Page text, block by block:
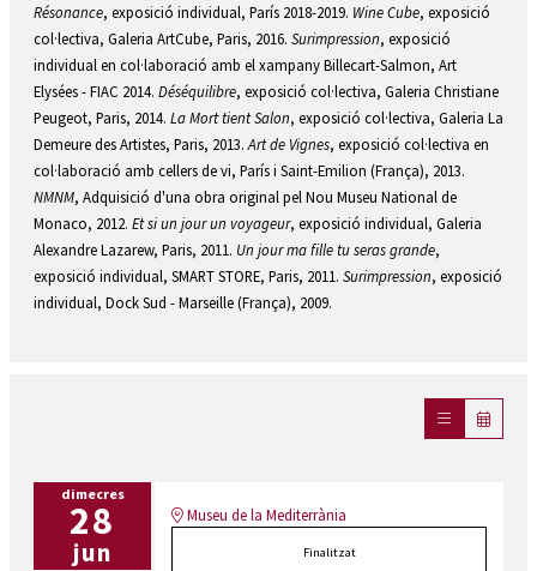
Résonance, exposició individual, París 2018-2019. Wine Cube, exposició
col·lectiva, Galeria ArtCube, Paris, 2016. Surimpression, exposició
individual en col·laboració amb el xampany Billecart-Salmon, Art
Elysées - FIAC 2014. Déséquilibre, exposició col·lectiva, Galeria Christiane
Peugeot, Paris, 2014. La Mort tient Salon, exposició col·lectiva, Galeria La
Demeure des Artistes, Paris, 2013.Art de Vignes, exposició col·lectiva en
col·laboració amb cellers de vi, París i Saint-Emilion (França), 2013.
NMNM, Adquisició d'una obra original pel Nou Museu National de
Monaco, 2012. Et si un jour un voyageur, exposició individual, Galeria
Alexandre Lazarew, Paris, 2011. Un jour ma fille tu seras grande,
exposició individual, SMART STORE, Paris, 2011. Surimpression, exposició
individual, Dock Sud - Marseille (França), 2009.
dimecres
28
jun
Museu de la Mediterrània
Finalitzat